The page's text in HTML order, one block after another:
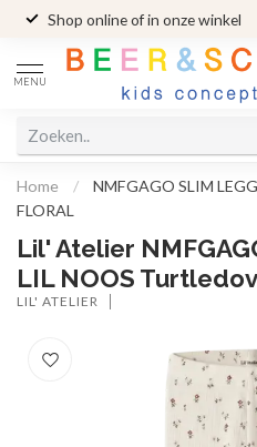
Shop online of in onze winkel
MENU
Home /
NMFGAGO SLIM
FLORAL
Lil' Atelier
LIL NOOS
LIL' ATELIER